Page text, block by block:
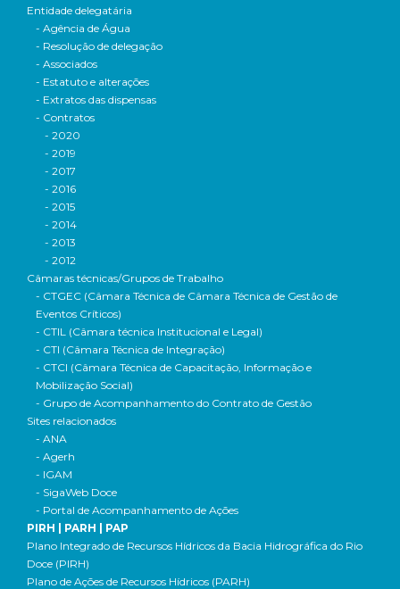
Entidade delegatária
- Agência de Água
- Resolução de delegação
- Associados
- Estatuto e alterações
- Extratos das dispensas
- Contratos
- 2020
- 2019
- 2017
- 2016
- 2015
- 2014
- 2013
- 2012
Câmaras técnicas/Grupos de Trabalho
- CTGEC (Câmara Técnica de Câmara Técnica de Gestão de
Eventos Críticos)
- CTIL (Câmara técnica Institucional e Legal)
- CTI (Câmara Técnica de Integração)
- CTCI (Câmara Técnica de Capacitação, Informação e
Mobilização Social)
- Grupo de Acompanhamento do Contrato de Gestão
Sites relacionados
- ANA
- Agerh
- IGAM
- SigaWeb Doce
- Portal de Acompanhamento de Ações
PIRH | PARH | PAP
Plano Integrado de Recursos Hídricos da Bacia Hidrográfica do Rio
Doce (PIRH)
Plano de Ações de Recursos Hídricos (PARH)